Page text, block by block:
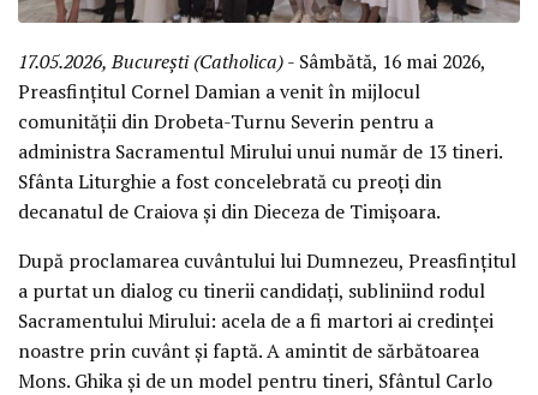
17.05.2026, București (Catholica)- Sâmbătă, 16 mai 2026,
Preasfințitul Cornel Damian a venit în mijlocul
comunității din Drobeta-Turnu Severin pentru a
administra Sacramentul Mirului unui număr de 13 tineri.
Sfânta Liturghie a fost concelebrată cu preoți din
decanatul de Craiova și din Dieceza de Timișoara.
După proclamarea cuvântului lui Dumnezeu, Preasfințitul
a purtat un dialog cu tinerii candidați, subliniind rodul
Sacramentului Mirului: acela de a fi martori ai credinței
noastre prin cuvânt și faptă. A amintit de sărbătoarea
Mons. Ghika și de un model pentru tineri, Sfântul Carlo